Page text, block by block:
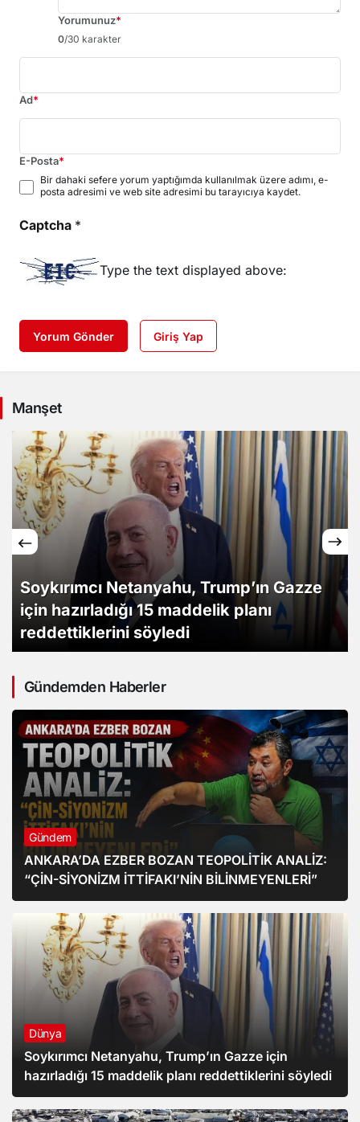
Yorumunuz*
0/30 karakter
Ad*
E-Posta*
Bir dahaki sefere yorum yaptığımda kullanılmak üzere adımı, e-
posta adresimi ve web site adresimi bu tarayıcıya kaydet.
Captcha *
Type the text displayed above:
Yorum Gönder Giriş Yap
Manşet
Gazze ve Batı Şeria’da bir şehit ve
onlarca yaralı
Gündemden Haberler
Gündem
ANKARA’DA EZBER BOZAN TEOPOLİTİK ANALİZ:
“ÇİN-SİYONİZM İTTİFAKI’NİN BİLİNMEYENLERİ”
Dünya
Soykırımcı Netanyahu, Trump’ın Gazze için
hazırladığı 15 maddelik planı reddettiklerini söyledi